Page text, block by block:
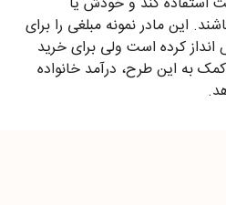
این مادر نمونه مبلغی را برای
کرده است ولی برای خرید
به این طرح، درآمد خانواده